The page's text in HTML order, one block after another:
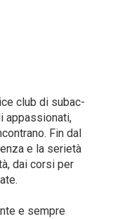
club di subac­
appas­sio­na­ti,
Fin dal
e la serie­tà
dai cor­si per
e sem­pre